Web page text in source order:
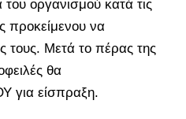
οργανισμού κατά τις
προκείμενου να
τους. Μετά το πέρας της
θα
για είσπραξη.